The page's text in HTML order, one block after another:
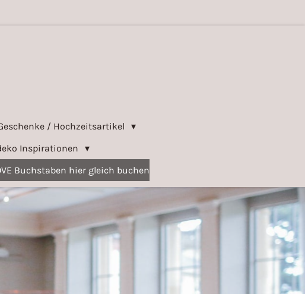
/ Hochzeitsartikel
Inspirationen
Buchstaben hier gleich buchen